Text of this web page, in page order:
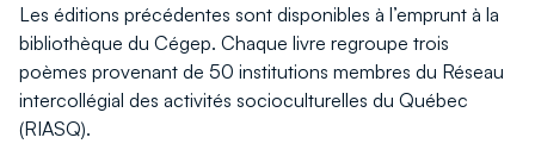
Les éditions précédentes sont disponibles à l’emprunt à la
bibliothèque du Cégep. Chaque livre regroupe trois
poèmes provenant de 50 institutions membres du Réseau
intercollégial des activités socioculturelles du Québec
(RIASQ).